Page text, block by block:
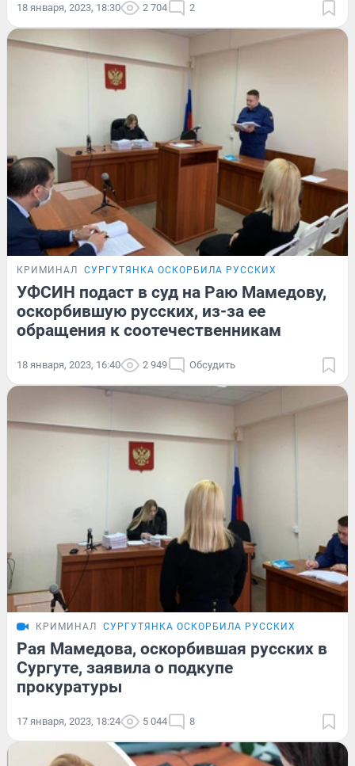
18 января, 2023, 18:30 2 704 2
КРИМИНАЛ СУРГУТЯНКА ОСКОРБИЛА РУССКИХ
УФСИН подаст в суд на Раю Мамедову,
оскорбившую русских, из-за ее
обращения к соотечественникам
18 января, 2023, 16:40 2 949 Обсудить
КРИМИНАЛ СУРГУТЯНКА ОСКОРБИЛА РУССКИХ
Рая Мамедова, оскорбившая русских в
Сургуте, заявила о подкупе
прокуратуры
17 января, 2023, 18:24 5 044 8